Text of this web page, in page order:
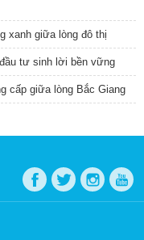
xanh giữa lòng đô thị
tư sinh lời bền vững
cấp giữa lòng Bắc Giang